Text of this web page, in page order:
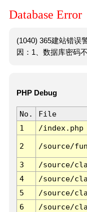
Database Error
(1040) 365建站错误
因：1、数据库密码
PHP Debug
No. File
1
/index.php
2 /source/
3 /source/
4
/source/
5
/source/
6
/source/